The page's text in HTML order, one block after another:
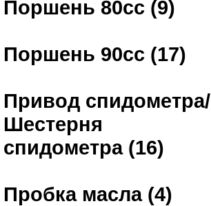
Поршень 80сс (9)
Поршень 90сс (17)
Привод спидометра/
Шестерня
спидометра (16)
Пробка масла (4)